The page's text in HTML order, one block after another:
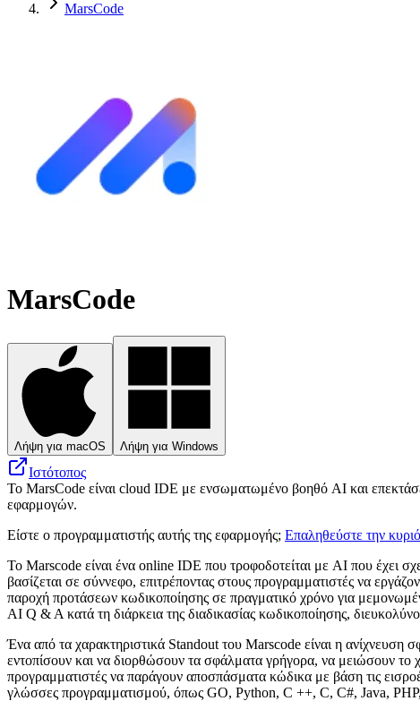
MarsCode
MarsCode
Λήψη για macOS Λήψη για Windows
Ιστότοπος
Το MarsCode είναι cloud IDE με ενσωματωμένο βοηθό AI και
εφαρμογών.
Είστε ο προγραμματιστής αυτής της εφαρμογής; Επαληθεύστε την
Το Marscode είναι ένα online IDE που τροφοδοτείται με AI που έχει
βασίζεται σε σύννεφο, επιτρέποντας στους προγραμματιστές να
παροχή προτάσεων κωδικοποίησης σε πραγματικό χρόνο για
AI Q & A κατά τη διάρκεια της διαδικασίας κωδικοποίησης,
Ένα από τα χαρακτηριστικά Standout του Marscode είναι η ανίχνευση
εντοπίσουν και να διορθώσουν τα σφάλματα γρήγορα, να μειώσουν το
προγραμματιστές να παράγουν αποσπάσματα κώδικα με βάση τις
γλώσσες προγραμματισμού, όπως GO, Python, C ++, C, C#, Java,